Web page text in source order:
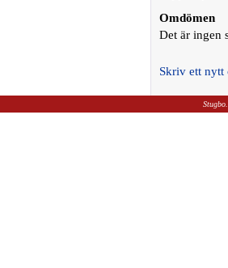
Omdömen
Det är ingen
Skriv ett nytt